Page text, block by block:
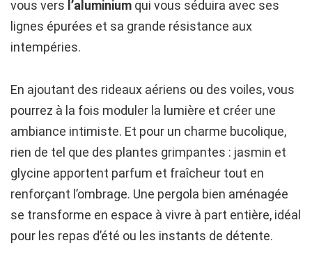
vous vers l’aluminium qui vous séduira avec ses
lignes épurées et sa grande résistance aux
intempéries.
En ajoutant des rideaux aériens ou des voiles, vous
pourrez à la fois moduler la lumière et créer une
ambiance intimiste. Et pour un charme bucolique,
rien de tel que des plantes grimpantes : jasmin et
glycine apportent parfum et fraîcheur tout en
renforçant l’ombrage. Une pergola bien aménagée
se transforme en espace à vivre à part entière, idéal
pour les repas d’été ou les instants de détente.